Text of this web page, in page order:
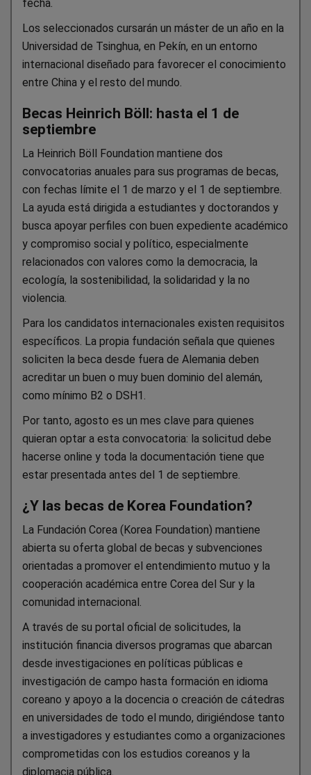
fecha.
Los seleccionados cursarán un máster de un año en la
Universidad de Tsinghua, en Pekín, en un entorno
internacional diseñado para favorecer el conocimiento
entre China y el resto del mundo.
Becas Heinrich Böll: hasta el 1 de
septiembre
La Heinrich Böll Foundation mantiene dos
convocatorias anuales para sus programas de becas,
con fechas límite el 1 de marzo y el 1 de septiembre.
La ayuda está dirigida a estudiantes y doctorandos y
busca apoyar perfiles con buen expediente académico
y compromiso social y político, especialmente
relacionados con valores como la democracia, la
ecología, la sostenibilidad, la solidaridad y la no
violencia.
Para los candidatos internacionales existen requisitos
específicos. La propia fundación señala que quienes
soliciten la beca desde fuera de Alemania deben
acreditar un buen o muy buen dominio del alemán,
como mínimo B2 o DSH1.
Por tanto, agosto es un mes clave para quienes
quieran optar a esta convocatoria: la solicitud debe
hacerse online y toda la documentación tiene que
estar presentada antes del 1 de septiembre.
¿Y las becas de Korea Foundation?
La Fundación Corea (Korea Foundation) mantiene
abierta su oferta global de becas y subvenciones
orientadas a promover el entendimiento mutuo y la
cooperación académica entre Corea del Sur y la
comunidad internacional.
A través de su portal oficial de solicitudes, la
institución financia diversos programas que abarcan
desde investigaciones en políticas públicas e
investigación de campo hasta formación en idioma
coreano y apoyo a la docencia o creación de cátedras
en universidades de todo el mundo, dirigiéndose tanto
a investigadores y estudiantes como a organizaciones
comprometidas con los estudios coreanos y la
diplomacia pública.